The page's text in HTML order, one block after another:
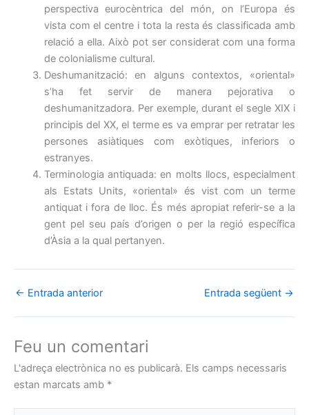
perspectiva eurocèntrica del món, on l’Europa és
vista com el centre i tota la resta és classificada amb
relació a ella. Això pot ser considerat com una forma
de colonialisme cultural.
Deshumanització: en alguns contextos, «oriental»
s’ha fet servir de manera pejorativa o
deshumanitzadora. Per exemple, durant el segle XIX i
principis del XX, el terme es va emprar per retratar les
persones asiàtiques com exòtiques, inferiors o
estranyes.
Terminologia antiquada: en molts llocs, especialment
als Estats Units, «oriental» és vist com un terme
antiquat i fora de lloc. És més apropiat referir-se a la
gent pel seu país d’origen o per la regió específica
d’Àsia a la qual pertanyen.
← Entrada anterior Entrada següent →
Feu un comentari
L'adreça electrònica no es publicarà. Els camps necessaris
estan marcats amb *